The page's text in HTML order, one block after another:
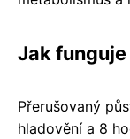
Jak
Přerušovaný
hladovění a 8